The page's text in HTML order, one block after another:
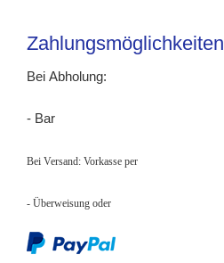
Zahlungsmöglichkeiten
Bei Abholung:
- Bar
Bei Versand: Vorkasse per
- Überweisung oder